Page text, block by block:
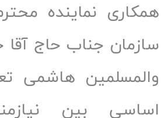
نماینده محترم
جناب حاج آقا
هاشمی
بین